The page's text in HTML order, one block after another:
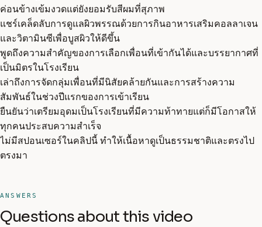
ค่อนข้างเข้มงวดแต่ยังยอมรับสีผมที่สุภาพ
แชร์เคล็ดลับการดูแลผิวพรรณด้วยการกินอาหารเสริมคอลลาเจน
และวิตามินซีเพื่อบูสผิวให้ดีขึ้น
พูดถึงความสำคัญของการเลือกเพื่อนที่เข้ากันได้และบรรยากาศที่
เป็นมิตรในโรงเรียน
เล่าถึงการจัดกลุ่มเพื่อนที่มีนิสัยคล้ายกันและการสร้างความ
สัมพันธ์ในช่วงปีแรกของการเข้าเรียน
ยืนยันว่าเตรียมอุดมเป็นโรงเรียนที่มีความท้าทายแต่ก็มีโอกาสให้
ทุกคนประสบความสำเร็จ
ไม่มีสปอนเซอร์ในคลิปนี้ ทำให้เนื้อหาดูเป็นธรรมชาติและตรงไป
ตรงมา
ANSWERS
Questions about this video